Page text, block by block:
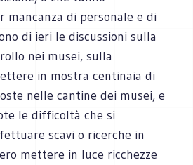
mancanza di personale e di
di ieri le discussioni sulla
nei musei, sulla
in mostra centinaia di
nelle cantine dei musei, e
le difficoltà che si
scavi o ricerche in
mettere in luce ricchezze